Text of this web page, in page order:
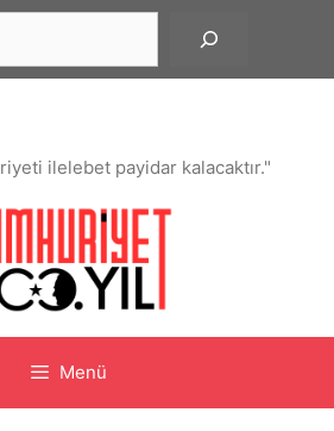
ilelebet payidar kalacaktır."
Menü